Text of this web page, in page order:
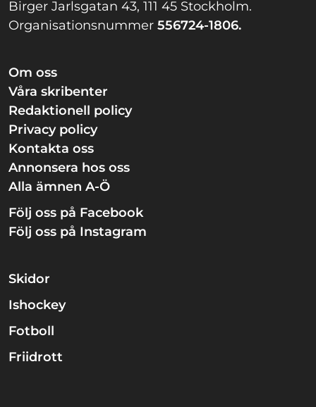
Birger Jarlsgatan 43, 111 45 Stockholm.
Organisationsnummer 556724-1806.
Om oss
Våra skribenter
Redaktionell policy
Privacy policy
Kontakta oss
Annonsera hos oss
Alla ämnen A-Ö
Följ oss på Facebook
Följ oss på Instagram
Skidor
Ishockey
Fotboll
Friidrott